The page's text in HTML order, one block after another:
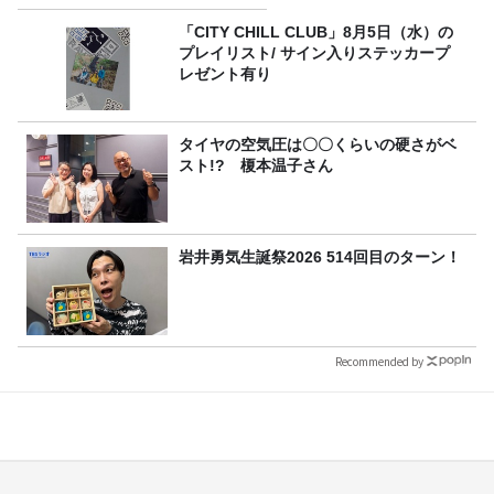
「CITY CHILL CLUB」8月5日（水）の
プレイリスト/ サイン入りステッカープ
レゼント有り
タイヤの空気圧は〇〇くらいの硬さがベ
スト!? 榎本温子さん
岩井勇気生誕祭2026 514回目のターン！
Recommended by